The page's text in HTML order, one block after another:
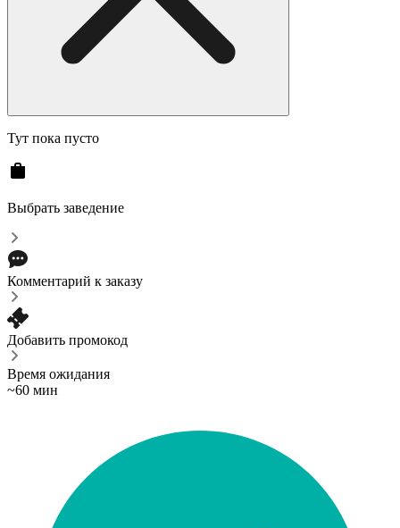
Тут пока пусто
Выбрать заведение
Комментарий к заказу
Добавить промокод
Время ожидания
~60 мин